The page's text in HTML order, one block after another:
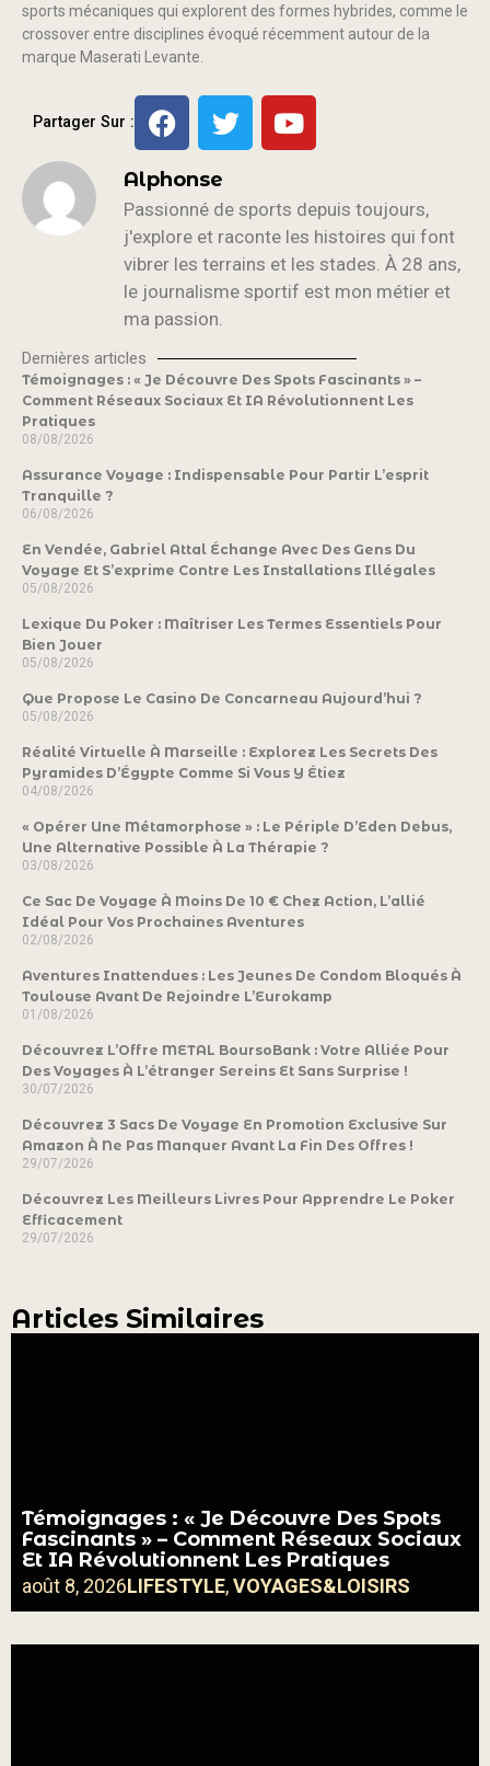
sports mécaniques qui explorent des formes hybrides, comme le
crossover entre disciplines évoqué récemment autour de la
marque Maserati Levante.
Partager Sur :
Alphonse
Passionné de sports depuis toujours,
j'explore et raconte les histoires qui font
vibrer les terrains et les stades. À 28 ans,
le journalisme sportif est mon métier et
ma passion.
Dernières articles
Témoignages : « Je Découvre Des Spots Fascinants » –
Comment Réseaux Sociaux Et IA Révolutionnent Les
Pratiques
08/08/2026
Assurance Voyage : Indispensable Pour Partir L’esprit
Tranquille ?
06/08/2026
En Vendée, Gabriel Attal Échange Avec Des Gens Du
Voyage Et S’exprime Contre Les Installations Illégales
05/08/2026
Lexique Du Poker : Maîtriser Les Termes Essentiels Pour
Bien Jouer
05/08/2026
Que Propose Le Casino De Concarneau Aujourd’hui ?
05/08/2026
Réalité Virtuelle À Marseille : Explorez Les Secrets Des
Pyramides D’Égypte Comme Si Vous Y Étiez
04/08/2026
« Opérer Une Métamorphose » : Le Périple D’Eden Debus,
Une Alternative Possible À La Thérapie ?
03/08/2026
Ce Sac De Voyage À Moins De 10 € Chez Action, L’allié
Idéal Pour Vos Prochaines Aventures
02/08/2026
Aventures Inattendues : Les Jeunes De Condom Bloqués À
Toulouse Avant De Rejoindre L’Eurokamp
01/08/2026
Découvrez L’Offre METAL BoursoBank : Votre Alliée Pour
Des Voyages À L’étranger Sereins Et Sans Surprise !
30/07/2026
Découvrez 3 Sacs De Voyage En Promotion Exclusive Sur
Amazon À Ne Pas Manquer Avant La Fin Des Offres !
29/07/2026
Découvrez Les Meilleurs Livres Pour Apprendre Le Poker
Efficacement
29/07/2026
Articles Similaires
Témoignages : « Je Découvre Des Spots
Fascinants » – Comment Réseaux Sociaux
Et IA Révolutionnent Les Pratiques
août 8, 2026LIFESTYLE,VOYAGES&LOISIRS